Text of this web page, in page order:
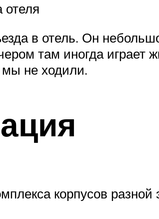
отеля
в отель. Он
там иногда играет
мы не ходили.
корпусов